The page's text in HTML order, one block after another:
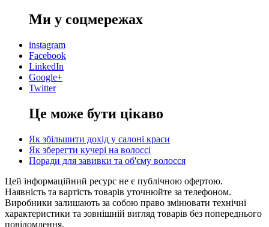
Ми у соцмережах
instagram
Facebook
LinkedIn
Google+
Twitter
Це може бути цікаво
Як збільшити дохід у салоні краси
Як зберегти кучері на волоссі
Поради для завивки та об'єму волосся
Цей інформаційний ресурс не є публічною офертою.
Наявність та вартість товарів уточнюйте за телефоном.
Виробники залишають за собою право змінювати технічні
характеристики та зовнішній вигляд товарів без попереднього
повідомлення.